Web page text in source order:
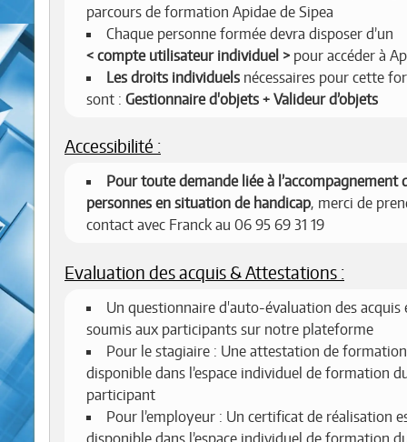
parcours de formation Apidae de Sipea
Chaque personne formée devra disposer d’un
compte utilisateur individuel
pour accéder à
Les droits individuels nécessaires pour cette
sont : Gestionnaire d'objets + Valideur d’objets
Accessibilité :
Pour toute demande liée à l’accompagnement
personnes en situation de handicap, merci de
contact avec Franck au 06 95 69 31 19
Evaluation des acquis & Attestations :
Un questionnaire d'auto-évaluation des acquis
soumis aux participants sur notre plateforme
Pour le stagiaire : Une attestation de
disponible dans l’espace individuel de formation
participant
Pour l’employeur : Un certificat de réalisation